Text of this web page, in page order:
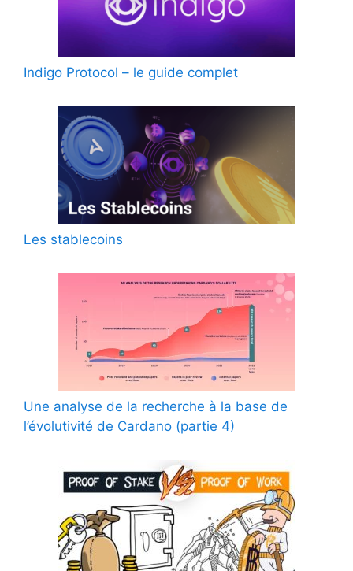
Indigo Protocol – le guide complet
Les stablecoins
Une analyse de la recherche à la base de
l’évolutivité de Cardano (partie 4)